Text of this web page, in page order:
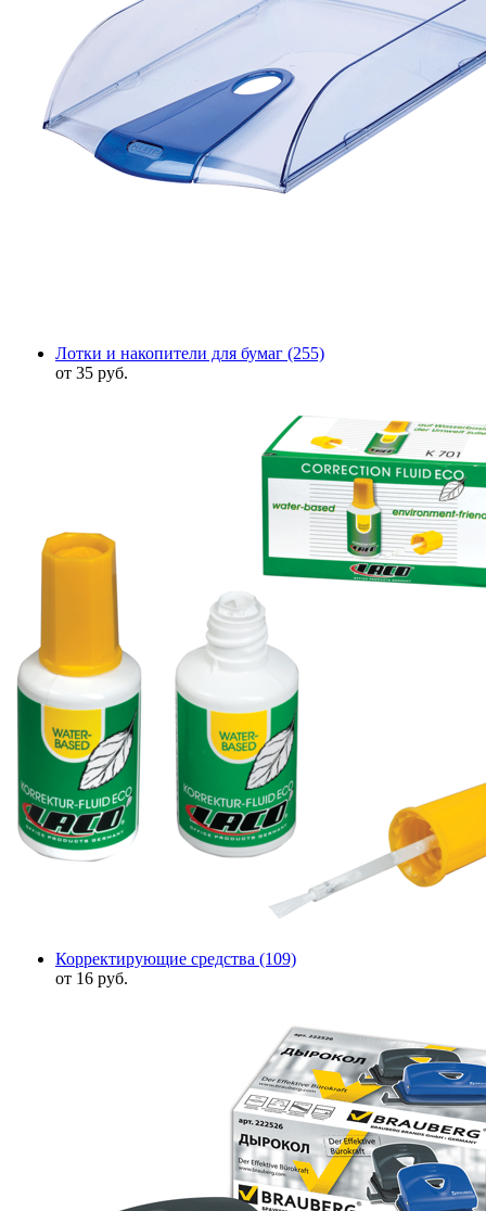
Лотки и накопители для бумаг (255)
от 35 руб.
Корректирующие средства (109)
от 16 руб.